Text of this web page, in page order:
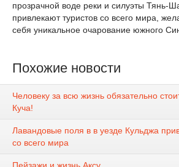
прозрачной воде реки и силуэты Тянь-
привлекают туристов со всего мира,
себя уникальное очарование южного
Похожие новости
Человеку за всю жизнь обязательно
Куча!
Лавандовые поля в в уезде Кульджа
со всего мира